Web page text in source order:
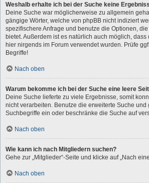
Weshalb erhalte ich bei der Suche keine
Deine Suche war möglicherweise zu allgemein
gängige Wörter, welche von phpBB nicht indiziert
spezifischere Anfrage und benutze die Optionen,
bietet. Außerdem ist es natürlich auch möglich,
hier nirgends im Forum verwendet wurden. Prüfe
Begriffe!
Nach oben
Warum bekomme ich bei der Suche eine leere
Deine Suche lieferte zu viele Ergebnisse, somit
nicht verarbeiten. Benutze die erweiterte Suche und
Suchbegriffe ein oder beschränke die Suche auf
Nach oben
Wie kann ich nach Mitgliedern suchen?
Gehe zur „Mitglieder“-Seite und klicke auf „Nach
Nach oben